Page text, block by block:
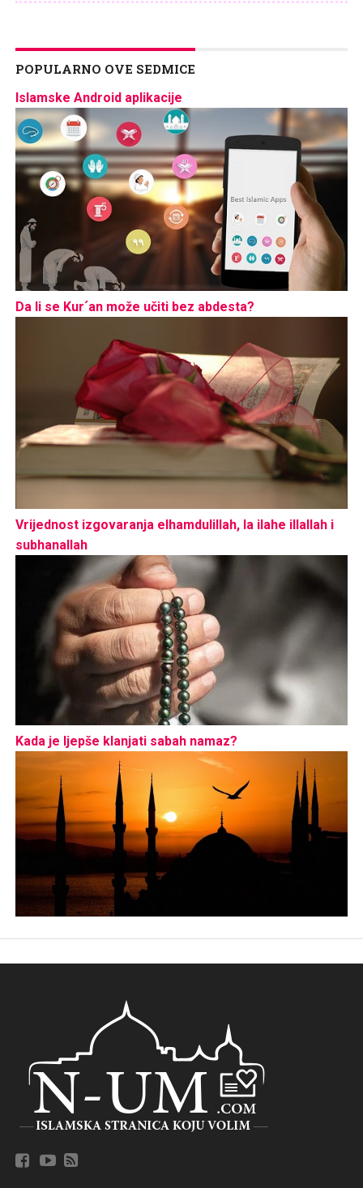
POPULARNO OVE SEDMICE
Islamske Android aplikacije
Da li se Kur´an može učiti bez abdesta?
Vrijednost izgovaranja elhamdulillah, la ilahe illallah i
subhanallah
Kada je ljepše klanjati sabah namaz?